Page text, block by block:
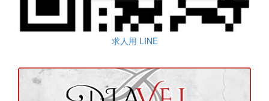
求人用 LINE